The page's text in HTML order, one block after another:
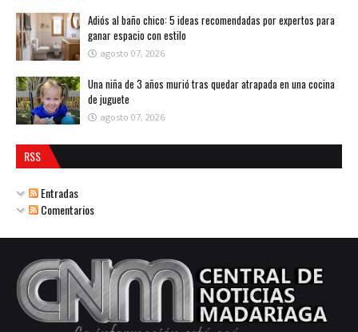
Adiós al baño chico: 5 ideas recomendadas por expertos para
ganar espacio con estilo
agosto 07, 2026
Una niña de 3 años murió tras quedar atrapada en una cocina
de juguete
agosto 07, 2026
RSS
Entradas
Comentarios